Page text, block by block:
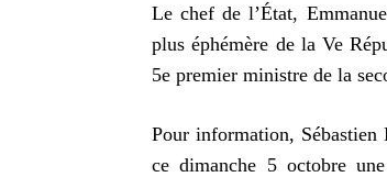
Le chef de l’État,
plus éphémère de la Ve
5e premier ministre de la
Pour information,
ce dimanche 5 octobre